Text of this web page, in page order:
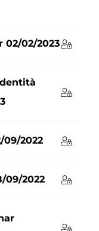
02/02/2023
2022
09/2022